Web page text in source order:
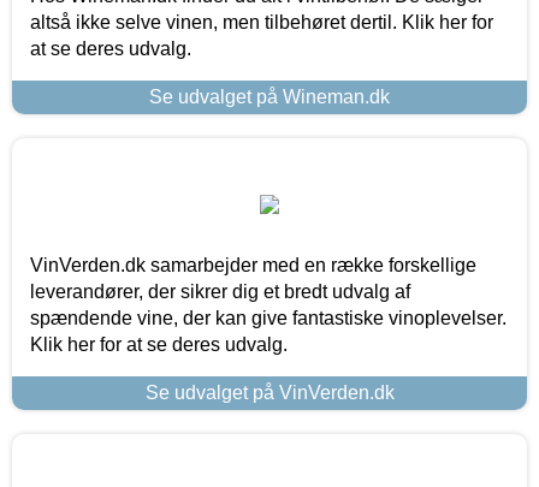
altså ikke selve vinen, men tilbehøret dertil. Klik her for
at se deres udvalg.
Se udvalget på Wineman.dk
VinVerden.dk samarbejder med en række forskellige
leverandører, der sikrer dig et bredt udvalg af
spændende vine, der kan give fantastiske vinoplevelser.
Klik her for at se deres udvalg.
Se udvalget på VinVerden.dk